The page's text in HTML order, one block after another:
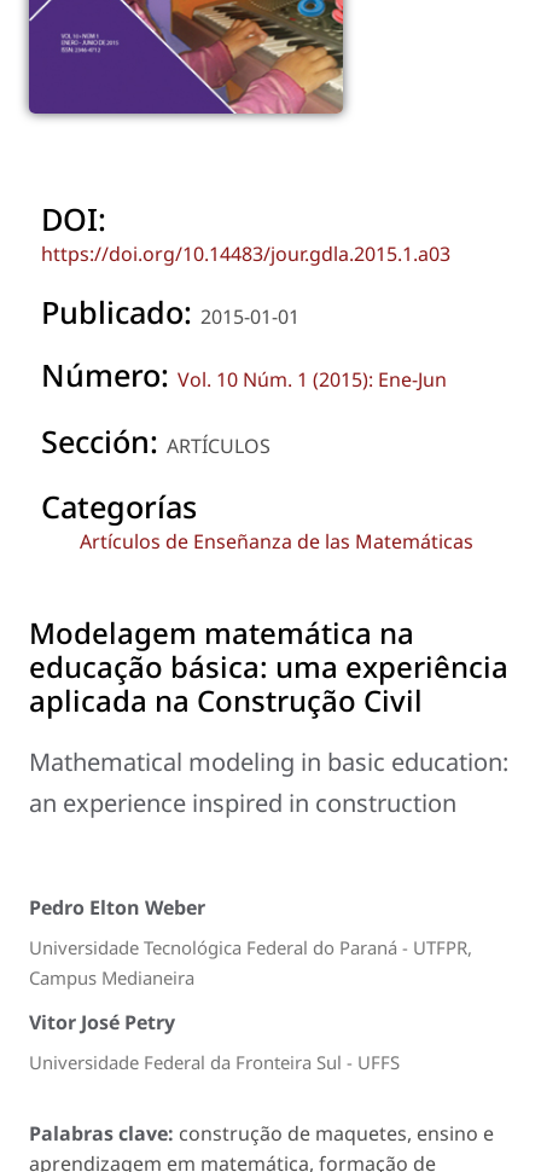
DOI:
https://doi.org/10.14483/jour.gdla.2015.1.a03
Publicado: 2015-01-01
Número: Vol. 10 Núm. 1 (2015): Ene-Jun
Sección: ARTÍCULOS
Categorías
Artículos de Enseñanza de las Matemáticas
Modelagem matemática na
educação básica: uma experiência
aplicada na Construção Civil
Mathematical modeling in basic education:
an experience inspired in construction
Pedro Elton Weber
Universidade Tecnológica Federal do Paraná - UTFPR,
Campus Medianeira
Vitor José Petry
Universidade Federal da Fronteira Sul - UFFS
Palabras clave: construção de maquetes, ensino e
aprendizagem em matemática, formação de